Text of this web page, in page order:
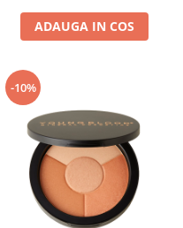
ADAUGA IN COS
-10%